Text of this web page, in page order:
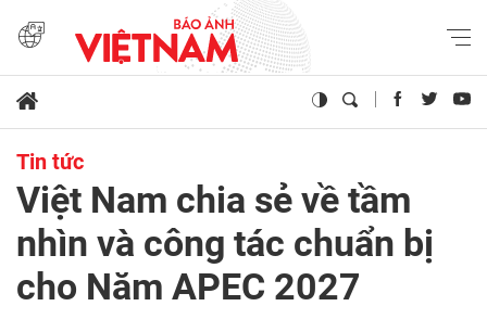
Tin tức
Việt Nam chia sẻ về tầm
nhìn và công tác chuẩn bị
cho Năm APEC 2027